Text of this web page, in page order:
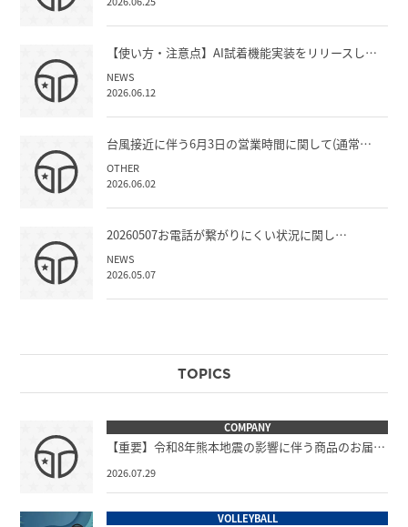
【使い方・注意点】AI試着機能実装をリリースし…
NEWS
2026.06.12
台風接近に伴う6月3日の営業時間に関して(通常…
OTHER
2026.06.02
20260507お電話が繋がりにくい状況に関し…
NEWS
2026.05.07
TOPICS
COMPANY
【重要】令和8年熊本地震の影響に伴う商品のお届…
2026.07.29
VOLLEYBALL